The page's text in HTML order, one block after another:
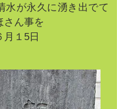
水が永久に湧き出でて
さん事を
月１5日